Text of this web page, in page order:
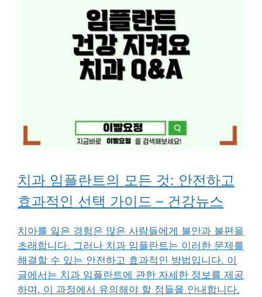
치과 임플란트의 모든 것: 안전하고
효과적인 선택 가이드 – 건강뉴스
치아를 잃은 경험은 많은 사람들에게 불안과 불편을
초래합니다. 그러나 치과 임플란트는 이러한 문제를
해결할 수 있는 안전하고 효과적인 방법입니다. 이
글에서는 치과 임플란트에 관한 자세한 정보를 제공
하며, 이 과정에서 유의해야 할 점들을 안내합니다.